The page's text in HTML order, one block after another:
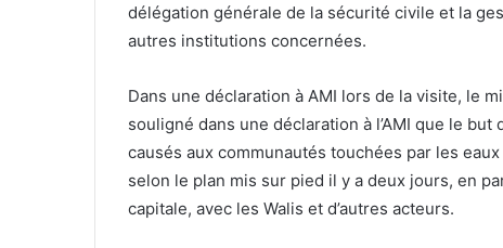
délégation générale de la sécurité civile et la
autres institutions concernées.
Dans une déclaration à AMI lors de la visite, le
souligné dans une déclaration à l’AMI que le
causés aux communautés touchées par les
selon le plan mis sur pied il y a deux jours, en
capitale, avec les Walis et d’autres acteurs.